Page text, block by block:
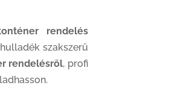
rendelés
szakszerű
rendelésről, profi